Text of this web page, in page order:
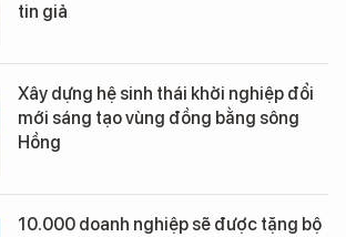
tin giả
Xây dựng hệ sinh thái khởi nghiệp đổi
mới sáng tạo vùng đồng bằng sông
Hồng
10.000 doanh nghiệp sẽ được tặng bộ